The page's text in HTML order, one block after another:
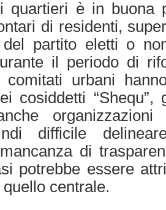
quartieri è in buona
di residenti,
partito eletti o
il periodo di
comitati urbani
cosiddetti
difficile
di
potrebbe essere
quello centrale.